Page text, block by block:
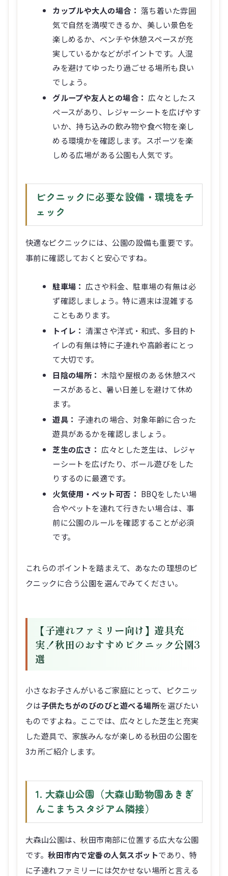
カップルや大人の場合： 落ち着いた雰囲
気で自然を満喫できるか、美しい景色を
楽しめるか、ベンチや休憩スペースが充
実しているかなどがポイントです。人混
みを避けてゆったり過ごせる場所も良い
でしょう。
グループや友人との場合： 広々としたス
ペースがあり、レジャーシートを広げやす
いか、持ち込みの飲み物や食べ物を楽し
める環境かを確認します。スポーツを楽
しめる広場がある公園も人気です。
ピクニックに必要な設備・環境をチ
ェック
快適なピクニックには、公園の設備も重要です。
事前に確認しておくと安心ですね。
駐車場： 広さや料金、駐車場の有無は必
ず確認しましょう。特に週末は混雑する
こともあります。
トイレ： 清潔さや洋式・和式、多目的ト
イレの有無は特に子連れや高齢者にとっ
て大切です。
日陰の場所： 木陰や屋根のある休憩スペ
ースがあると、暑い日差しを避けて休め
ます。
遊具： 子連れの場合、対象年齢に合った
遊具があるかを確認しましょう。
芝生の広さ： 広々とした芝生は、レジャ
ーシートを広げたり、ボール遊びをした
りするのに最適です。
火気使用・ペット可否： BBQをしたい場
合やペットを連れて行きたい場合は、事
前に公園のルールを確認することが必須
です。
これらのポイントを踏まえて、あなたの理想のピ
クニックに合う公園を選んでみてください。
【子連れファミリー向け】遊具充
実！秋田のおすすめピクニック公園3
選
小さなお子さんがいるご家庭にとって、ピクニッ
クは子供たちがのびのびと遊べる場所を選びたい
ものですよね。ここでは、広々とした芝生と充実
した遊具で、家族みんなが楽しめる秋田の公園を
3カ所ご紹介します。
1. 大森山公園（大森山動物園あきぎ
んこまちスタジアム隣接）
大森山公園は、秋田市南部に位置する広大な公園
です。秋田市内で定番の人気スポットであり、特
に子連れファミリーには欠かせない場所と言える